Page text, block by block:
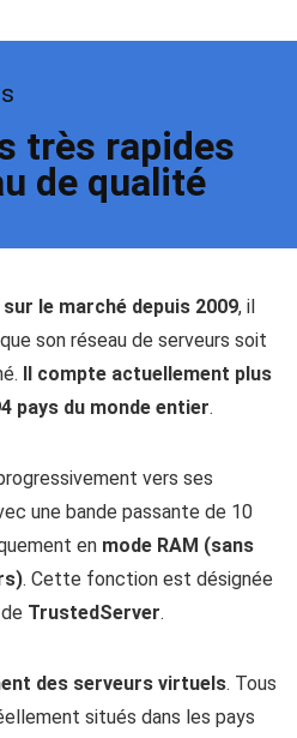
très rapides
de qualité
le marché depuis 2009, il
son réseau de serveurs soit
Il compte actuellement plus
pays du monde entier.
vers ses
une bande passante de 10
en mode RAM (sans
. Cette fonction est désignée
TrustedServer.
des serveurs virtuels. Tous
situés dans les pays